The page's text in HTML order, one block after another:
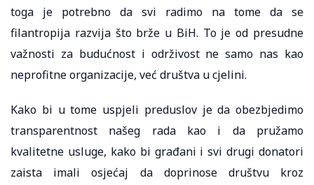
toga je potrebno da svi radimo na tome da se
filantropija razvija što brže u BiH. To je od presudne
važnosti za budućnost i održivost ne samo nas kao
neprofitne organizacije, već društva u cjelini.
Kako bi u tome uspjeli preduslov je da obezbjedimo
transparentnost našeg rada kao i da pružamo
kvalitetne usluge, kako bi građani i svi drugi donatori
zaista imali osjećaj da doprinose društvu kroz